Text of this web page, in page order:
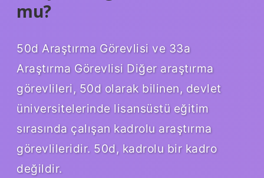
mu?
50d Araştırma Görevlisi ve 33a
Araştırma Görevlisi Diğer araştırma
görevlileri, 50d olarak bilinen, devlet
üniversitelerinde lisansüstü eğitim
sırasında çalışan kadrolu araştırma
görevlileridir. 50d, kadrolu bir kadro
değildir.